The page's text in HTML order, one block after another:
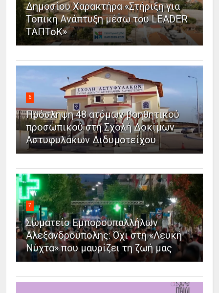
Δημοσίου Χαρακτήρα «Στήριξη για
Τοπική Ανάπτυξη μέσω του LEADER
ΤΑΠΤοΚ»
6
Πρόσληψη 48 ατόμων βοηθητικού
προσωπικού στη Σχολή Δοκίμων
Αστυφυλάκων Διδυμοτείχου
7
Σωματείο Εμποροϋπαλλήλων
Αλεξανδρούπολης: Όχι στη «Λευκή
Νύχτα» που μαυρίζει τη ζωή μας